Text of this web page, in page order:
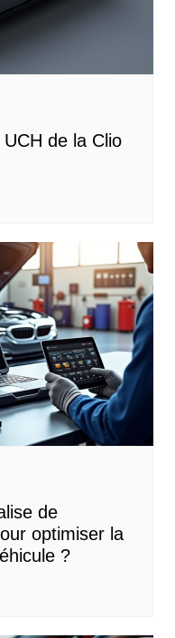
de la Clio
de
optimiser la
?